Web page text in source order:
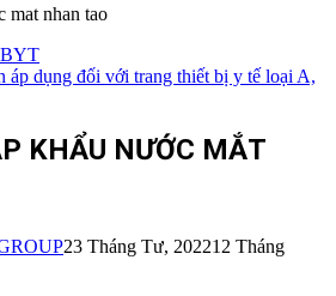
áp dụng đối với trang thiết bị y tế loại A,
KHẨU NƯỚC MẮT
23 Tháng Tư, 202212 Tháng